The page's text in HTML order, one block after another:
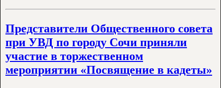
Представители Общественного совета
при УВД по городу Сочи приняли
участие в торжественном
мероприятии «Посвящение в кадеты»